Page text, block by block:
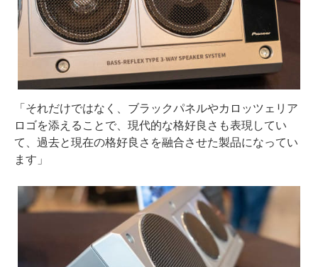
「それだけではなく、ブラックパネルやカロッツェリア
ロゴを添えることで、現代的な格好良さも表現してい
て、過去と現在の格好良さを融合させた製品になってい
ます」